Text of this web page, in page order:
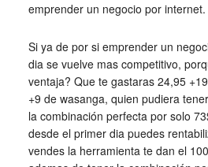
emprender un negocio por internet.
Si ya de por si emprender un
dia se vuelve mas competitivo,
ventaja? Que te gastaras 24,95
+9 de wasanga, quien pudiera tener
la combinación perfecta por solo
desde el primer dia puedes
vendes la herramienta te dan el